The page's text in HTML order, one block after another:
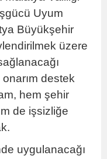
Uyum
Büyükşehir
üzere
onarım destek
hem şehir
de işsizliğe
uygulanacağı